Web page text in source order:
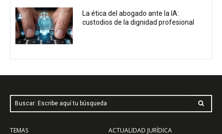
La ética del abogado ante la IA:
custodios de la dignidad profesional
Buscar: Escribe aquí tu búsqueda
TEMAS
ACTUALIDAD JURÍDICA